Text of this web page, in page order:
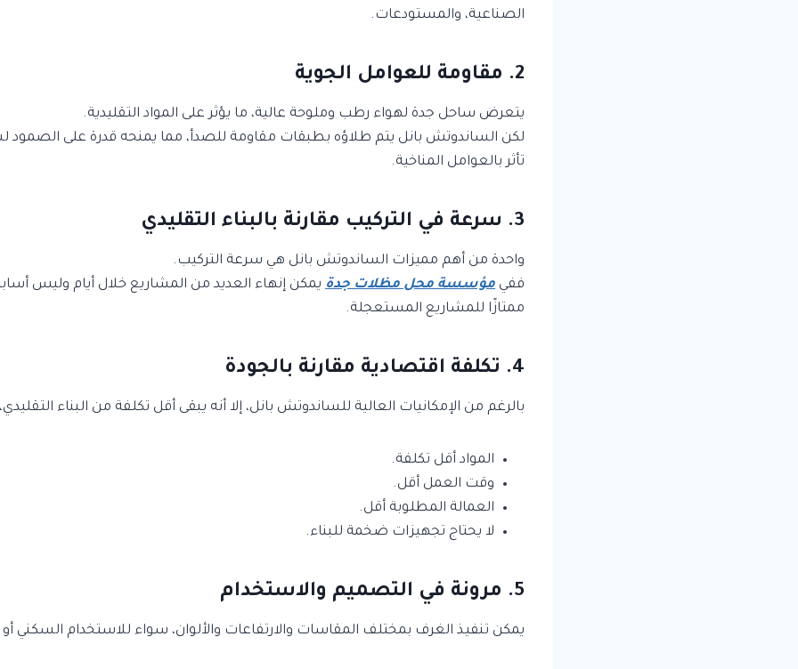
الصناعية، والمستودعات.
2. مقاومة للعوامل الجوية
يتعرض ساحل جدة لهواء رطب وملوحة عالية، ما يؤثر على المواد التقليدية.
لكن الساندوتش بانل يتم طلاؤه بطبقات مقاومة للصدأ، مما يمنحه قدرة على الصمود
تأثر بالعوامل المناخية.
3. سرعة في التركيب مقارنة بالبناء التقليدي
واحدة من أهم مميزات الساندوتش بانل هي سرعة التركيب.
ففي مؤسسة محل مظلات جدة يمكن إنهاء العديد من المشاريع خلال أيام وليس
ممتازًا للمشاريع المستعجلة.
4. تكلفة اقتصادية مقارنة بالجودة
بالرغم من الإمكانيات العالية للساندوتش بانل، إلا أنه يبقى أقل تكلفة من البناء
المواد أقل تكلفة.
وقت العمل أقل.
العمالة المطلوبة أقل.
لا يحتاج تجهيزات ضخمة للبناء.
5. مرونة في التصميم والاستخدام
يمكن تنفيذ الغرف بمختلف المقاسات والارتفاعات والألوان، سواء للاستخدام السكني أو